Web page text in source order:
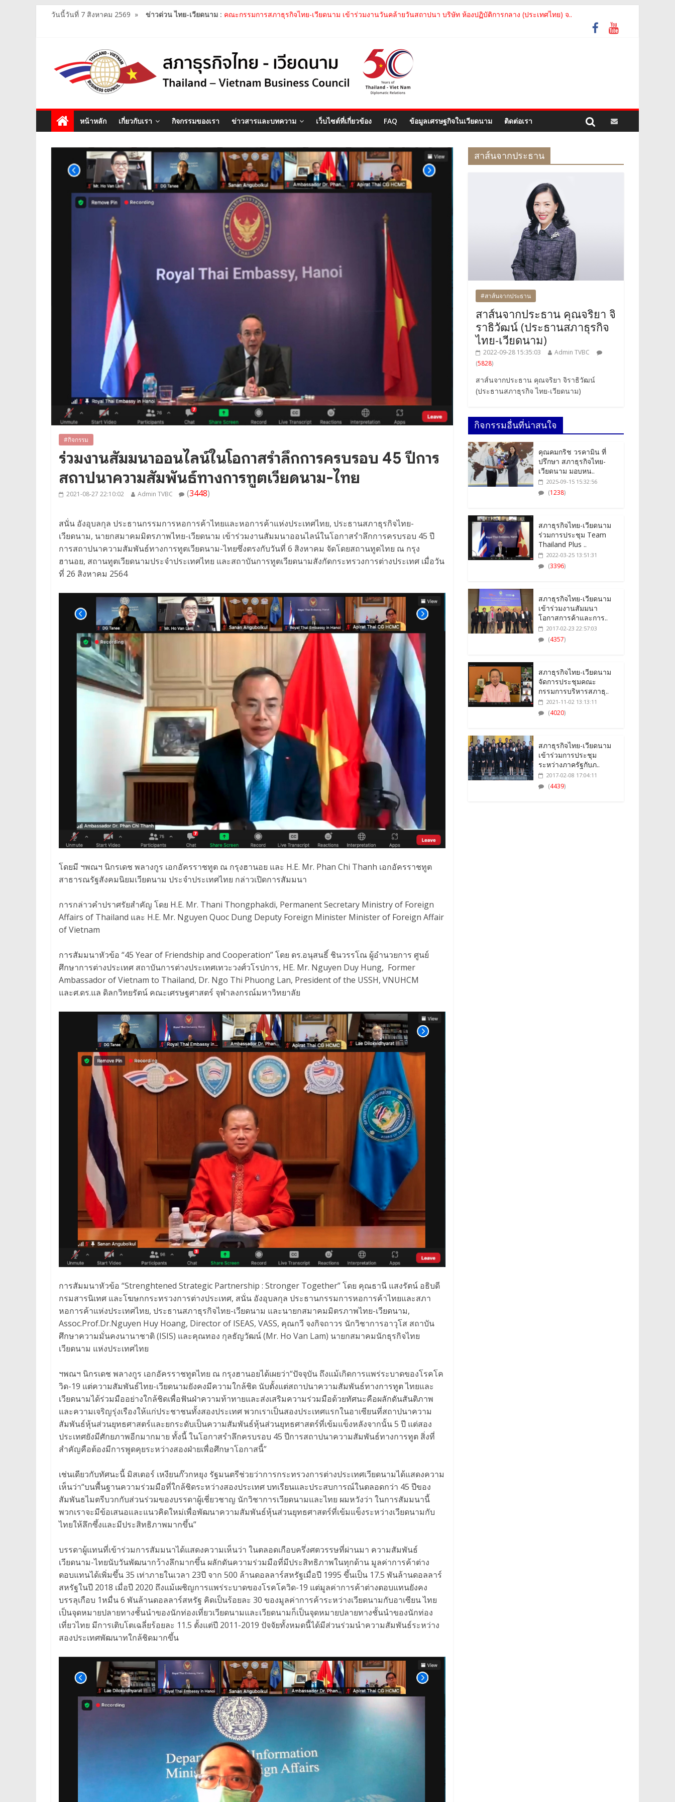
วันนี้วันที่ 7 สิงหาคม 2569 » ข่าวด่วน ไทย-เวียดนาม : คณะกรรมการสภาธุรกิจไทย-เวียดนาม ประชุมหารือร่วมกับคณะผู้แทนภาครัฐเวียดนาม จากคณะกรรมการประชาชน กรุงฮ..
คณะกรรมการสภาธุรกิจไทย-เวียดนามร่วมคณะนายกรัฐมนตรีเยือนเวียดนาม อย่างเป็นทางการ เสริมสร้างความร่วมมื..
คณะกรรมการสภาธุรกิจไทย-เวียดนาม เข้าร่วมประชุมหารือคณะรัฐเวียดนาม The Central Steering Committee on ..
หน้าหลัก เกี่ยวกับเรา กิจกรรมของเรา ข่าวสารและบทความ เว็บไซต์ที่เกี่ยวข้อง FAQ ข้อมูลเศรษฐกิจในเวียดนาม ติดต่อเรา
#กิจกรรม
ร่วมงานสัมมนาออนไลน์ในโอกาสรำลึกการครบรอบ 45 ปีการ
สถาปนาความสัมพันธ์ทางการทูตเวียดนาม-ไทย
2021-08-27 22:10:02 Admin TVBC (3448)
สนั่น อังอุบลกุล ประธานกรรมการหอการค้าไทยและหอการค้าแห่งประเทศไทย, ประธานสภาธุรกิจไทย-
เวียดนาม, นายกสมาคมมิตรภาพไทย-เวียดนาม เข้าร่วมงานสัมมนาออนไลน์ในโอกาสรำลึกการครบรอบ 45 ปี
การสถาปนาความสัมพันธ์ทางการทูตเวียดนาม-ไทยซึ่งตรงกับวันที่ 6 สิงหาคม จัดโดยสถานทูตไทย ณ กรุง
ฮานอย, สถานทูตเวียดนามประจำประเทศไทย และสถาบันการทูตเวียดนามสังกัดกระทรวงการต่างประเทศ เมื่อวัน
ที่ 26 สิงหาคม 2564
โดยมี ฯพณฯ นิกรเดช พลางกูร เอกอัครราชทูต ณ กรุงฮานอย และ H.E. Mr. Phan Chi Thanh เอกอัครราชทูต
สาธารณรัฐสังคมนิยมเวียดนาม ประจำประเทศไทย กล่าวเปิดการสัมมนา
การกล่าวคำปราศรัยสำคัญ โดย H.E. Mr. Thani Thongphakdi, Permanent Secretary Ministry of Foreign
Affairs of Thailand และ H.E. Mr. Nguyen Quoc Dung Deputy Foreign Minister Minister of Foreign Affair
of Vietnam
การสัมมนาหัวข้อ “45 Year of Friendship and Cooperation” โดย ดร.อนุสนธิ์ ชินวรรโณ ผู้อำนวยการ ศูนย์
ศึกษาการต่างประเทศ สถาบันการต่างประเทศเทวะวงศ์วโรปการ, HE. Mr. Nguyen Duy Hung, Former
Ambassador of Vietnam to Thailand, Dr. Ngo Thi Phuong Lan, President of the USSH, VNUHCM
และศ.ดร.แล ดิลกวิทยรัตน์ คณะเศรษฐศาสตร์ จุฬาลงกรณ์มหาวิทยาลัย
การสัมมนาหัวข้อ “Strenghtened Strategic Partnership : Stronger Together” โดย คุณธานี แสงรัตน์ อธิบดี
กรมสารนิเทศ และโฆษกกระทรวงการต่างประเทศ, สนั่น อังอุบลกุล ประธานกรรมการหอการค้าไทยและสภา
หอการค้าแห่งประเทศไทย, ประธานสภาธุรกิจไทย-เวียดนาม และนายกสมาคมมิตรภาพไทย-เวียดนาม,
Assoc.Prof.Dr.Nguyen Huy Hoang, Director of ISEAS, VASS, คุณกวี จงกิจถาวร นักวิชาการอาวุโส สถาบัน
ศึกษาความมั่นคงนานาชาติ (ISIS) และคุณทอง กุลธัญวัฒน์ (Mr. Ho Van Lam) นายกสมาคมนักธุรกิจไทย
เวียดนาม แห่งประเทศไทย
ฯพณฯ นิกรเดช พลางกูร เอกอัครราชทูตไทย ณ กรุงฮานอยได้เผยว่า“ปัจจุบัน ถึงแม้เกิดการแพร่ระบาดของโรคโค
วิด-19 แต่ความสัมพันธ์ไทย-เวียดนามยังคงมีความใกล้ชิด นับตั้งแต่สถาปนาความสัมพันธ์ทางการทูต ไทยและ
เวียดนามได้ร่วมมืออย่างใกล้ชิดเพื่อฟันฝ่าความท้าทายและส่งเสริมความร่วมมือด้วยทัศนะคือผลักดันสันติภาพ
และความเจริญรุ่งเรืองให้แก่ประชาชนทั้งสองประเทศ พวกเราเป็นสองประเทศแรกในอาเซียนที่สถาปนาความ
สัมพันธ์หุ้นส่วนยุทธศาสตร์และยกระดับเป็นความสัมพันธ์หุ้นส่วนยุทธศาสตร์ที่เข้มแข็งหลังจากนั้น 5 ปี แต่สอง
ประเทศยังมีศักยภาพอีกมากมาย ทั้งนี้ ในโอกาสรำลึกครบรอบ 45 ปีการสถาปนาความสัมพันธ์ทางการทูต สิ่งที่
สำคัญคือต้องมีการพูดคุยระหว่างสองฝ่ายเพื่อศึกษาโอกาสนี้”
เช่นเดียวกับทัศนะนี้ มิสเตอร์ เหงียนก๊วกหยุง รัฐมนตรีช่วยว่าการกระทรวงการต่างประเทศเวียดนามได้แสดงความ
เห็นว่า“บนพื้นฐานความร่วมมือที่ใกล้ชิดระหว่างสองประเทศ บทเรียนและประสบการณ์ในตลอดกว่า 45 ปีของ
สัมพันธไมตรีบวกกับส่วนร่วมของบรรดาผู้เชี่ยวชาญ นักวิชาการเวียดนามและไทย ผมหวังว่า ในการสัมมนานี้
พวกเราจะมีข้อเสนอและแนวคิดใหม่เพื่อพัฒนาความสัมพันธ์หุ้นส่วนยุทธศาสตร์ที่เข้มแข็งระหว่างเวียดนามกับ
ไทยให้ลึกซึ้งและมีประสิทธิภาพมากขึ้น”
บรรดาผู้แทนที่เข้าร่วมการสัมมนาได้แสดงความเห็นว่า ในตลอดเกือบครึ่งศตวรรษที่ผ่านมา ความสัมพันธ์
เวียดนาม-ไทยนับวันพัฒนากว้างลึกมากขึ้น ผลักดันความร่วมมือที่มีประสิทธิภาพในทุกด้าน มูลค่าการค้าต่าง
ตอบแทนได้เพิ่มขึ้น 35 เท่าภายในเวลา 23ปี จาก 500 ล้านดอลลาร์สหรัฐเมื่อปี 1995 ขึ้นเป็น 17.5 พันล้านดอลลาร์
สหรัฐในปี 2018 เมื่อปี 2020 ถึงแม้เผชิญการแพร่ระบาดของโรคโควิด-19 แต่มูลค่าการค้าต่างตอบแทนยังคง
บรรลุเกือบ 1หมื่น 6 พันล้านดอลลาร์สหรัฐ คิดเป็นร้อยละ 30 ของมูลค่าการค้าระหว่างเวียดนามกับอาเซียน ไทย
เป็นจุดหมายปลายทางชั้นนำของนักท่องเที่ยวเวียดนามและเวียดนามก็เป็นจุดหมายปลายทางชั้นนำของนักท่อง
เที่ยวไทย มีการเติบโตเฉลี่ยร้อยละ 11.5 ตั้งแต่ปี 2011-2019 ปัจจัยทั้งหมดนี้ได้มีส่วนร่วมนำความสัมพันธ์ระหว่าง
สองประเทศพัฒนาทใกล้ชิดมากขึ้น
สาส์นจากประธาน
#สาส์นจากประธาน
สาส์นจากประธาน คุณจริยา จิ
ราธิวัฒน์ (ประธานสภาธุรกิจ
ไทย-เวียดนาม)
2022-09-28 15:35:03
Admin TVBC
(5828)
สาส์นจากประธาน คุณจริยา จิราธิวัฒน์
(ประธานสภาธุรกิจ ไทย-เวียดนาม)
กิจกรรมอื่นที่น่าสนใจ
คุณคมกริช วรคามิน ที่
ปรึกษา สภาธุรกิจไทย-
เวียดนาม มอบหน..
2025-09-15 15:32:56
(1238)
สภาธุรกิจไทย-เวียดนาม
ร่วมการประชุม Team
Thailand Plus ..
2022-03-25 13:51:31
(3396)
สภาธุรกิจไทย-เวียดนาม
เข้าร่วมงานสัมมนา
โอกาสการค้าและการ..
2017-02-23 22:57:03
(4357)
สภาธุรกิจไทย-เวียดนาม
จัดการประชุมคณะ
กรรมการบริหารสภาธุ..
2021-11-02 13:13:11
(4020)
สภาธุรกิจไทย-เวียดนาม
เข้าร่วมการประชุม
ระหว่างภาครัฐกับภ..
2017-02-08 17:04:11
(4439)